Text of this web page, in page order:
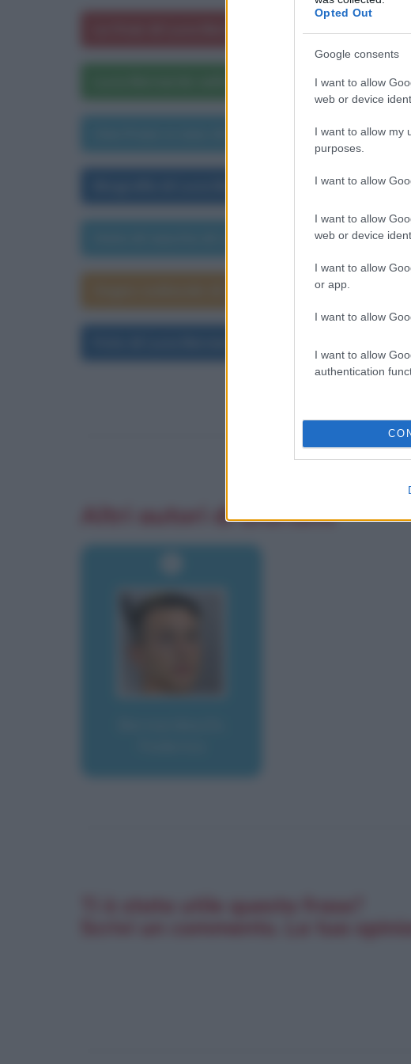
Opted Out
Google consents
I want to allow
web or device
I want to allow my
purposes.
I want to allow
I want to allow
web or device
I want to allow
or app.
I want to allow
I want to allow
authentication
Luca Bernardo nelle opere letterarie
Una frase a caso di Luca Bernardo
Data di nascita di Luca Bernardo
Segno zodiacale di Luca Bernardo
Altri autori di aforismi